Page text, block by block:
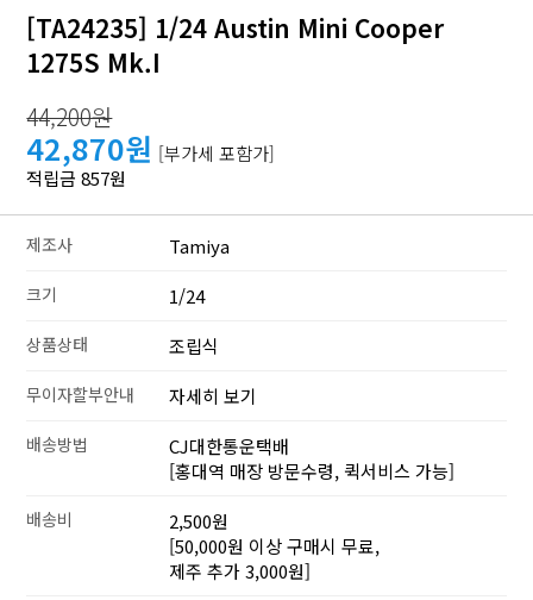
[TA24235] 1/24 Austin Mini Cooper
1275S Mk.I
44,200원
42,870원 [부가세 포함가]
적립금 857원
제조사 Tamiya
크기 1/24
상품상태 조립식
무이자할부안내 자세히 보기
배송방법
CJ대한통운택배
[홍대역 매장 방문수령, 퀵서비스 가능]
배송비
2,500원
[50,000원 이상 구매시 무료,
제주 추가 3,000원]